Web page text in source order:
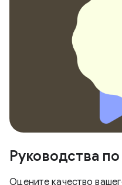
Руководства по
Оцените качество